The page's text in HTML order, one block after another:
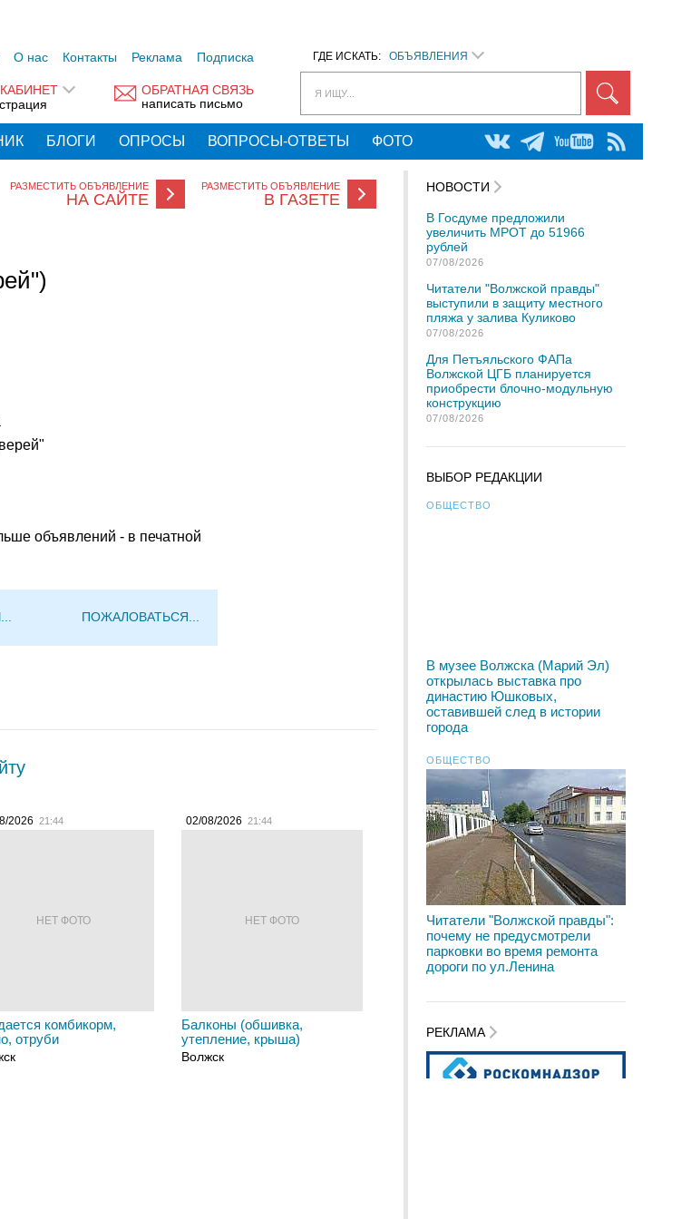
ГДЕ ИСКАТЬ: ОБЪЯВЛЕНИЯ
Я ИЩУ...
О нас Контакты Реклама Подписка
ОБРАТНАЯ СВЯЗЬ
написать письмо
БЛОГИ ОПРОСЫ ВОПРОСЫ-ОТВЕТЫ ФОТО
РАЗМЕСТИТЬ ОБЪЯВЛЕНИЕ
НА САЙТЕ
РАЗМЕСТИТЬ ОБЪЯВЛЕНИЕ
В ГАЗЕТЕ
объявлений - в печатной
ПОЖАЛОВАТЬСЯ...
2026 21:44
НЕТ ФОТО
комбикорм,
отруби
02/08/2026 21:44
НЕТ ФОТО
Балконы (обшивка,
утепление, крыша)
Волжск
НОВОСТИ
В Госдуме предложили
увеличить МРОТ до 51966
рублей
07/08/2026
Читатели "Волжской правды"
выступили в защиту местного
пляжа у залива Куликово
07/08/2026
Для Петъяльского ФАПа
Волжской ЦГБ планируется
приобрести блочно-модульную
конструкцию
07/08/2026
ВЫБОР РЕДАКЦИИ
ОБЩЕСТВО
В музее Волжска (Марий Эл)
открылась выставка про
династию Юшковых,
оставившей след в истории
города
ОБЩЕСТВО
Читатели "Волжской правды":
почему не предусмотрели
парковки во время ремонта
дороги по ул.Ленина
РЕКЛАМА